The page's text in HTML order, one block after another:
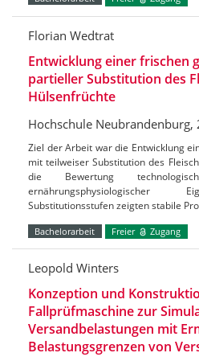
Florian Wedtrat
Entwicklung einer frischen
partieller Substitution des
Hülsenfrüchte
Hochschule Neubrandenburg,
Ziel der Arbeit war die Entwicklung
mit teilweiser Substitution des
die Bewertung
ernährungsphysiologischer
Substitutionsstufen zeigten stabile
Bachelorarbeit Freier Zugang
Leopold Winters
Konzeption und
Fallprüfmaschine zur
Versandbelastungen mit
Belastungsgrenzen von